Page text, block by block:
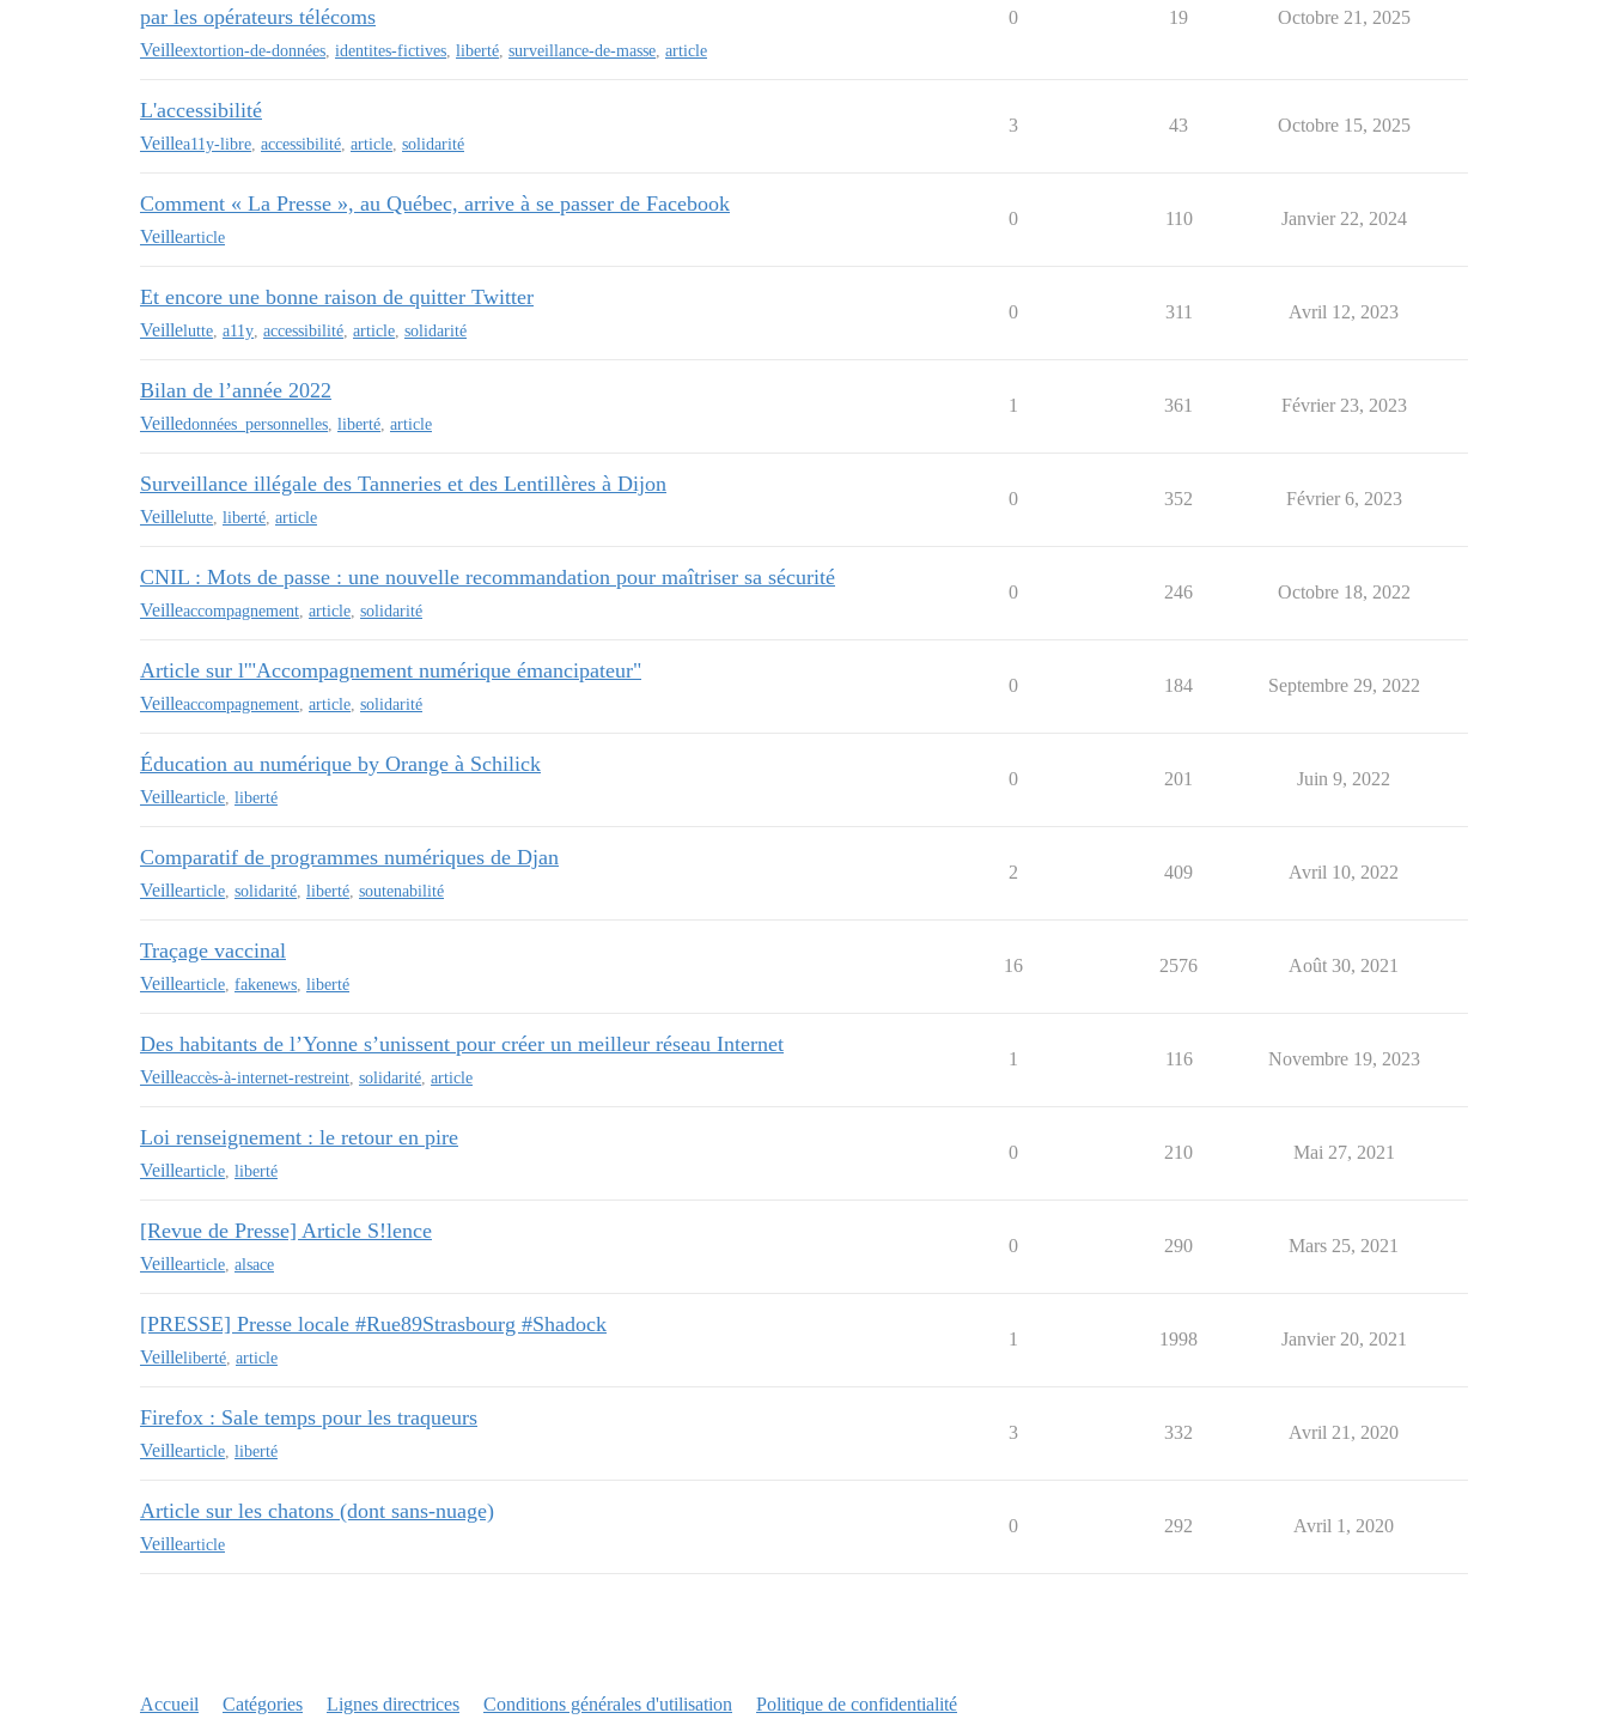
par les opérateurs télécoms
Veilleextortion-de-données identites-fictives liberté surveillance-de-masse article
0 19 Octobre 21, 2025
L'accessibilité
Veillea11y-libre accessibilité article solidarité
3 43 Octobre 15, 2025
Comment « La Presse », au Québec, arrive à se passer de Facebook
Veillearticle
0 110 Janvier 22, 2024
Et encore une bonne raison de quitter Twitter
Veillelutte a11y accessibilité article solidarité
0 311 Avril 12, 2023
Bilan de l’année 2022
Veilledonnées_personnelles liberté article
1 361 Février 23, 2023
Surveillance illégale des Tanneries et des Lentillères à Dijon
Veillelutte liberté article
0 352 Février 6, 2023
CNIL : Mots de passe : une nouvelle recommandation pour maîtriser sa sécurité
Veilleaccompagnement article solidarité
0 246 Octobre 18, 2022
Article sur l'"Accompagnement numérique émancipateur"
Veilleaccompagnement article solidarité
0 184 Septembre 29, 2022
Éducation au numérique by Orange à Schilick
Veillearticle liberté
0 201 Juin 9, 2022
Comparatif de programmes numériques de Djan
Veillearticle solidarité liberté soutenabilité
2 409 Avril 10, 2022
Traçage vaccinal
Veillearticle fakenews liberté
16 2576 Août 30, 2021
Des habitants de l’Yonne s’unissent pour créer un meilleur réseau Internet
Veilleaccès-à-internet-restreint solidarité article
1 116 Novembre 19, 2023
Loi renseignement : le retour en pire
Veillearticle liberté
0 210 Mai 27, 2021
[Revue de Presse] Article S!lence
Veillearticle alsace
0 290 Mars 25, 2021
[PRESSE] Presse locale #Rue89Strasbourg #Shadock
Veilleliberté article
1 1998 Janvier 20, 2021
Firefox : Sale temps pour les traqueurs
Veillearticle liberté
3 332 Avril 21, 2020
Article sur les chatons (dont sans-nuage)
Veillearticle
0 292 Avril 1, 2020
Accueil Catégories Lignes directrices Conditions générales d'utilisation Politique de confidentialité